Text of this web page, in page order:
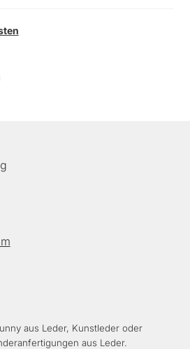
aus Leder, Kunstleder oder
aus Leder.